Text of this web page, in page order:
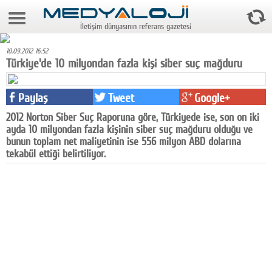
6 Ağustos 2026 18:29:23
Foto Galeri
Gazeteler
Medya
Reyting-tiraj
İletişim dünyasının referans gazetesi
10.09.2012 16:52
Türkiye'de 10 milyondan fazla kişi siber suç mağduru
Paylaş Tweet Google+
2012 Norton Siber Suç Raporuna göre, Türkiyede ise, son on iki
ayda 10 milyondan fazla kişinin siber suç mağduru olduğu ve
bunun toplam net maliyetinin ise 556 milyon ABD dolarına
tekabül ettiği belirtiliyor.